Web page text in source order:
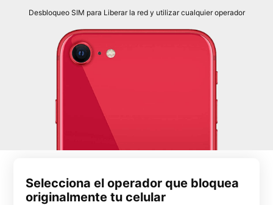
Desbloqueo SIM para Liberar la red y utilizar cualquier operador
Selecciona el operador que bloquea
originalmente tu celular